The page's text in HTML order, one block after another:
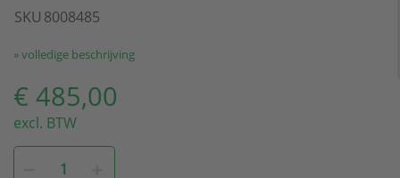
SKU 8008485
» volledige beschrijving
€ 485,00
excl. BTW